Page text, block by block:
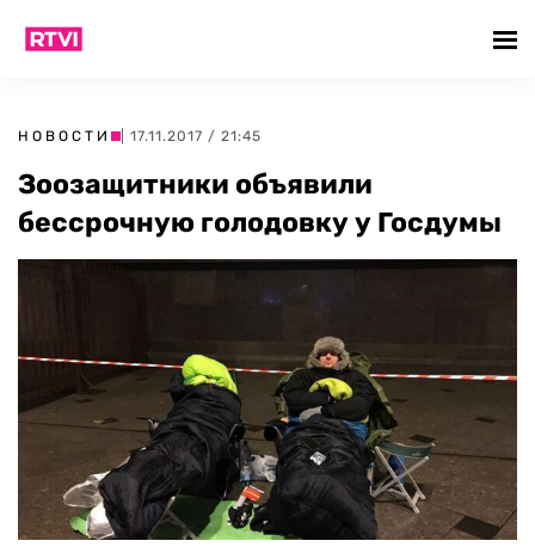
НОВОСТИ | 17.11.2017 / 21:45
Зоозащитники объявили
бессрочную голодовку у Госдумы